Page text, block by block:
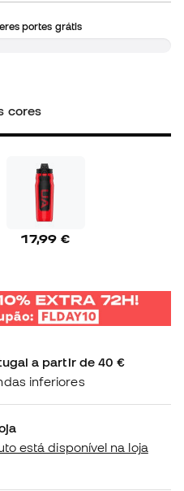
portes grátis
cores
17,99 €
a partir de 40 €
inferiores
está disponível na loja